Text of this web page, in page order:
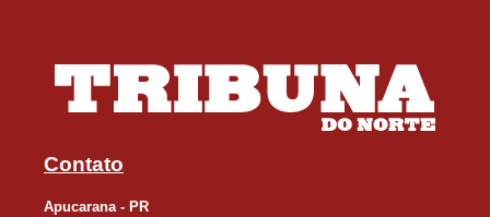
disse.
ainda está vivo na sua memória. “Eu tropecei e caí, e o trem já
estava vindo”, recorda. “Eu pensei que ia perder a vida. Foi um
Contato
Apucarana - PR